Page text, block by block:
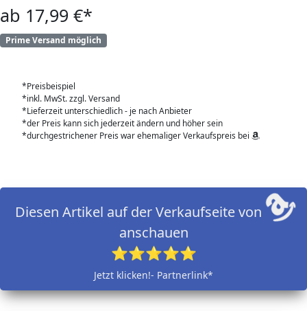
ab 17,99 €*
Prime Versand möglich
*Preisbeispiel
*inkl. MwSt. zzgl. Versand
*Lieferzeit unterschiedlich - je nach Anbieter
*der Preis kann sich jederzeit ändern und höher sein
*durchgestrichener Preis war ehemaliger Verkaufspreis bei
Diesen Artikel auf der Verkaufseite von
anschauen
⭐⭐⭐⭐⭐
Jetzt klicken!- Partnerlink*